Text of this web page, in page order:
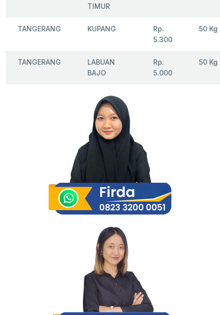
TIMUR
TANGERANG KUPANG
Rp.
5.300
50 Kg
TANGERANG
LABUAN
BAJO
Rp.
5.000
50 Kg